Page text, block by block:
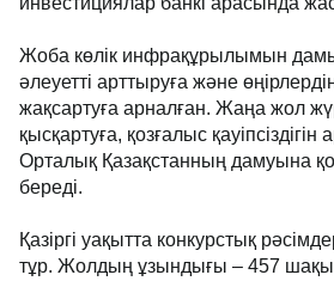
Жоба көлік инфрақұрылымын
әлеуетті арттыруға және
жақсартуға арналған. Жаңа жол
қысқартуға, қозғалыс
Орталық Қазақстанның дамуына
береді.
Қазіргі уақытта конкурстық
тұр. Жолдың ұзындығы – 457